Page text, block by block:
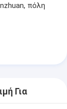
πόλη
Για